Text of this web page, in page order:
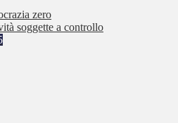
zero
soggette a controllo